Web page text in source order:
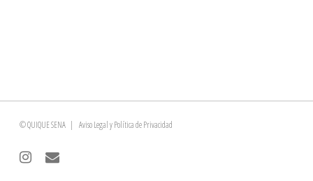
© QUIQUE SENA | Aviso Legal y Política de Privacidad
instagramemail